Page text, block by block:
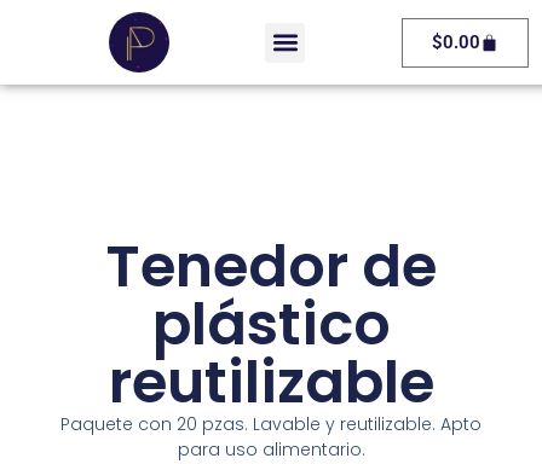
$0.00
Tenedor de
plástico
reutilizable
Paquete con 20 pzas. Lavable y reutilizable. Apto
para uso alimentario.